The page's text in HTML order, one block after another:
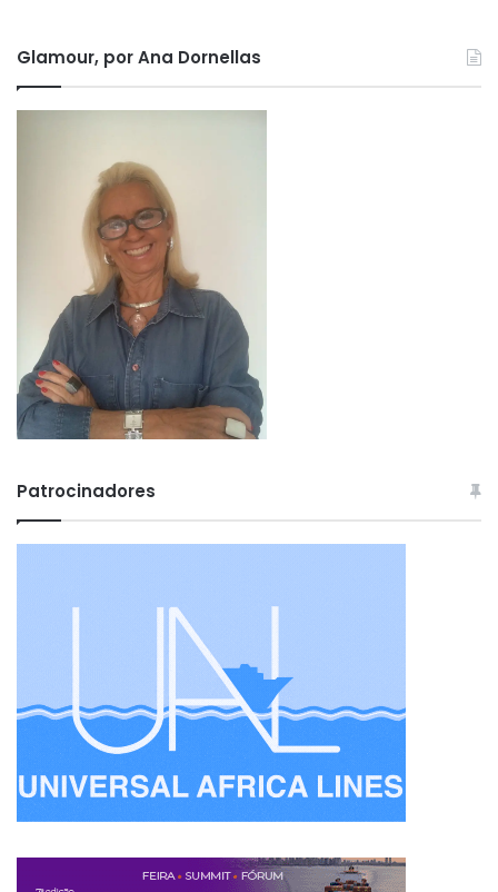
Glamour, por Ana Dornellas
Patrocinadores